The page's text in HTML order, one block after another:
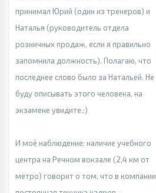
принимал Юрий (один из тренеров) и
Наталья (руководитель отдела
розничных продаж, если я правильно
запомнила должность). Полагаю, что
последнее слово было за Натальей. Не
буду описывать этого человека, на
экзамене увидите.:)
И моё наблюдение: наличие учебного
центра на Речном вокзале (2,4 км от
метро) говорит о том, что в компании